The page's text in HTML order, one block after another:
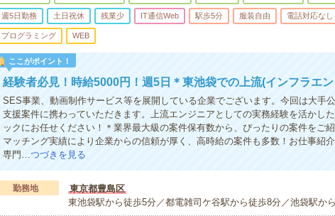
週5日勤務 土日祝休 残業少 IT通信Web 駅歩5分 服装自由 電話対応なし
プログラミング WEB
ここがポイント！
経験者必見！時給5000円！週5日＊東池袋での上流(インフラエ
SES事業、動画制作サービス等を展開している企業でございます。今回は大手
支援案件に携わっていただきます。上流エンジニアとしての実務経験を活かし
ックにお任せください！＊業界最大級の案件保有数から、ぴったりの案件をご
マッチング実績により企業からの信頼が厚く、高時給の案件も多数！お仕事紹
専門…つづきを見る
勤務地
東京都豊島区
東池袋駅から徒歩5分／都電雑司ケ谷駅から徒歩8分／池袋駅か